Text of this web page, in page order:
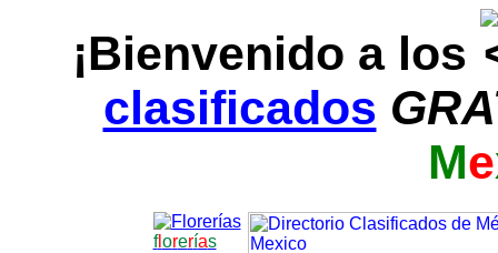
¡Bienvenido a los
clasificados
Me
florerías